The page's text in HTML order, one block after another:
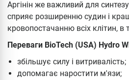
Аргінін же важливий для
сприяє розширенню судин і
кровопостачанню всіх клітин, в
Переваги BioTech (USA) Hydro
збільшує силу і витривалість;
допомагає наростити м'язи;